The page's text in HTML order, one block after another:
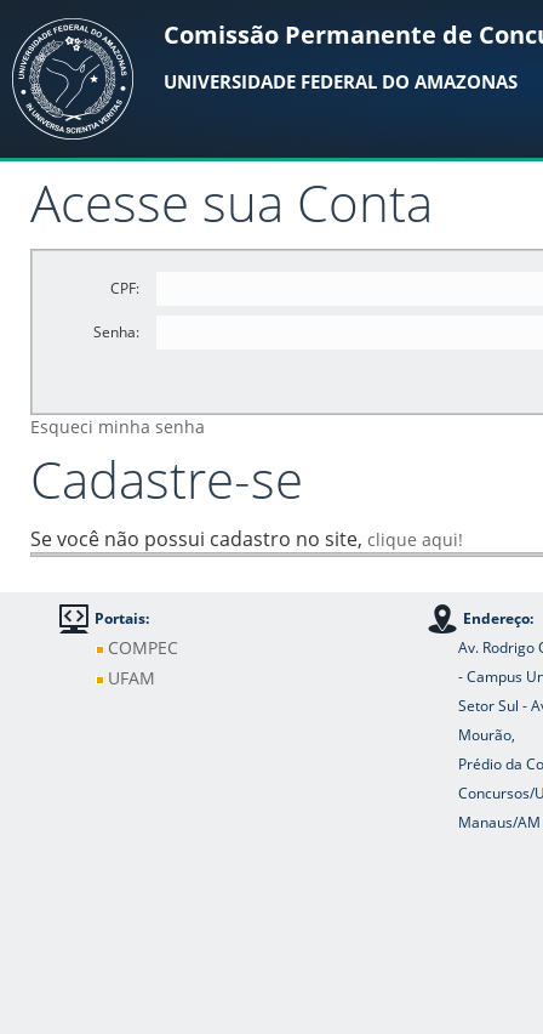
Comissão Permanente de
UNIVERSIDADE FEDERAL DO AMAZONAS
Acesse sua Conta
CPF:
Senha:
Esqueci minha senha
Cadastre-se
Se você não possui cadastro no site, clique aqui!
Portais:
COMPEC
UFAM
Endereço:
Av. Rodrigo
- Campus
Setor Sul -
Mourão,
Prédio da
Concursos/
Manaus/AM